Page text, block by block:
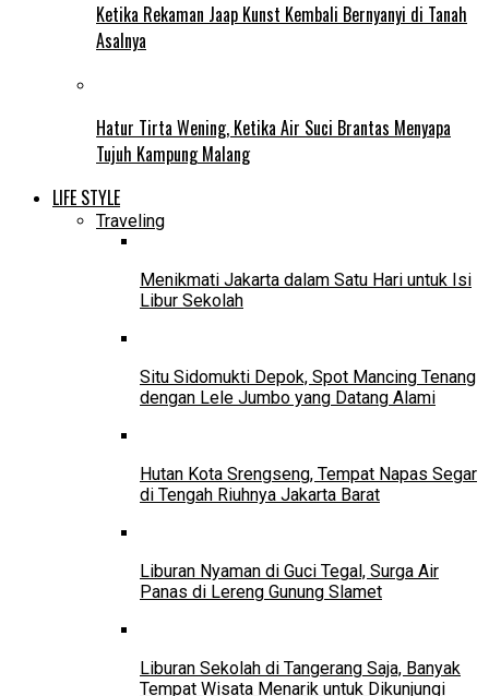
Ketika Rekaman Jaap Kunst Kembali Bernyanyi di Tanah
Asalnya
Hatur Tirta Wening, Ketika Air Suci Brantas Menyapa
Tujuh Kampung Malang
LIFE STYLE
Traveling
Menikmati Jakarta dalam Satu Hari untuk Isi
Libur Sekolah
Situ Sidomukti Depok, Spot Mancing Tenang
dengan Lele Jumbo yang Datang Alami
Hutan Kota Srengseng, Tempat Napas Segar
di Tengah Riuhnya Jakarta Barat
Liburan Nyaman di Guci Tegal, Surga Air
Panas di Lereng Gunung Slamet
Liburan Sekolah di Tangerang Saja, Banyak
Tempat Wisata Menarik untuk Dikunjungi